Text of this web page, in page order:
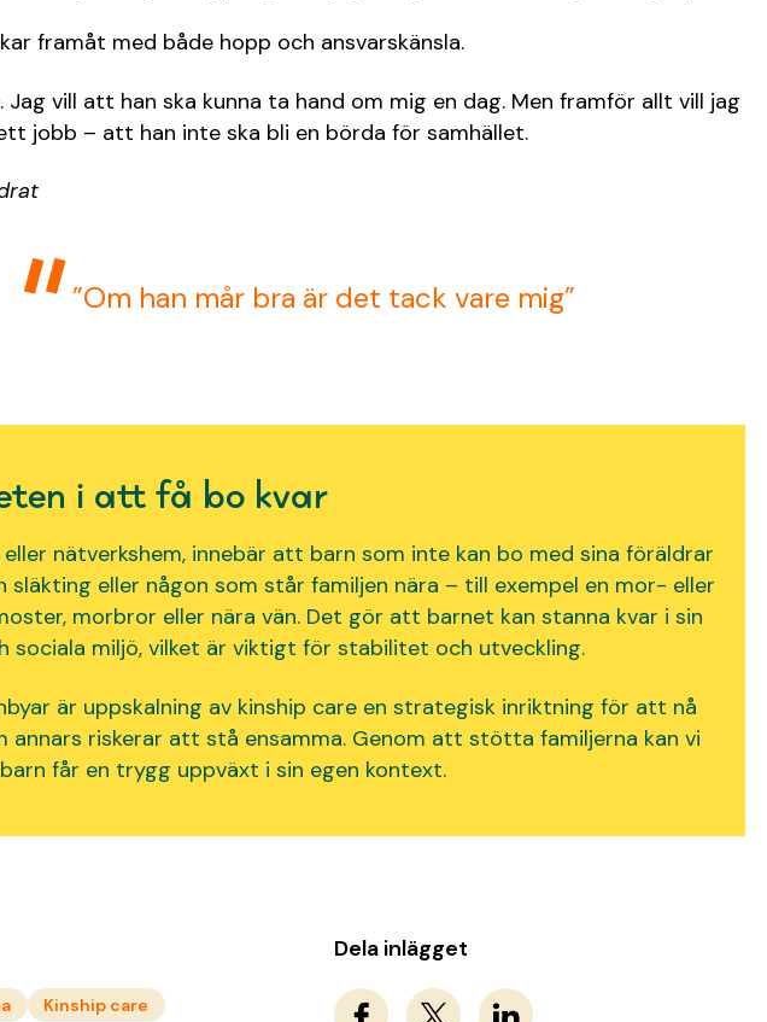
framåt med både hopp och ansvarskänsla.
Jag vill att han ska kunna ta hand om mig en dag. Men framför allt vill jag
jobb – att han inte ska bli en börda för samhället.
”Om han mår bra är det tack vare mig”
i att få bo kvar
eller nätverkshem,innebär att barn som inte kan bo med sina föräldrar
släkting eller någon som står familjen nära – till exempel en mor- eller
morbror eller nära vän. Det gör att barnet kan stanna kvar i sin
sociala miljö, vilket är viktigt för stabilitet och utveckling.
är uppskalning av kinship careen strategisk inriktning för att nå
annars riskerar att stå ensamma. Genom att stötta familjerna kan vi
får en trygg uppväxt i sin egen kontext.
Kinship care
Dela inlägget